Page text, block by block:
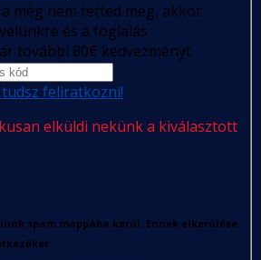
még nem tetted meg, akkor
és a foglalás
további 80€ kedvezményt
feliratkozni!
elküldi nekünk a kiválasztott
spam mappába kerül. Ennek elkerülése